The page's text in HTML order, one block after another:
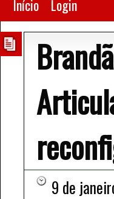
Início Login
9 de